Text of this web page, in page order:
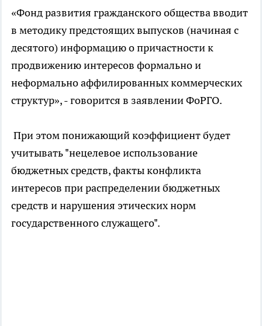
«Фонд развития гражданского общества вводит
в методику предстоящих выпусков (начиная с
десятого) информацию о причастности к
продвижению интересов формально и
неформально аффилированных коммерческих
структур», - говорится в заявлении ФоРГО.
При этом понижающий коэффициент будет
учитывать "нецелевое использование
бюджетных средств, факты конфликта
интересов при распределении бюджетных
средств и нарушения этических норм
государственного служащего".